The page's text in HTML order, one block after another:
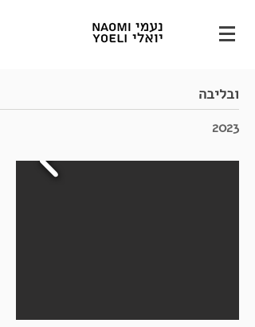
ובליבה
2023